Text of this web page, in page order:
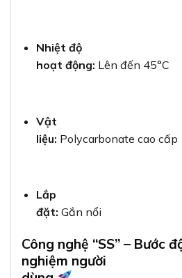
Nhiệt độ
hoạt động: Lên đến 45°C
Vật
liệu: Polycarbonate cao cấp
Lắp
đặt: Gắn nổi
Công nghệ “SS” – Bước
nghiệm người